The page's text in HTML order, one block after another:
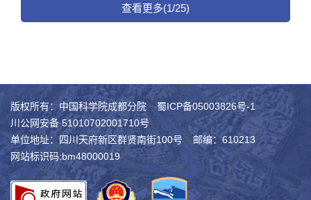
查看更多(1/25)
版权所有：中国科学院成都分院
蜀ICP备05003826号-1
川公网安备 51010702001710号
单位地址：四川天府新区群贤南街100号
邮编：610213
网站标识码:bm48000019